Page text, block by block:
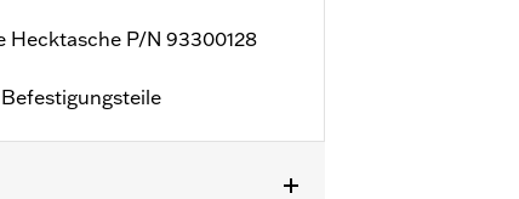
Hecktasche P/N 93300128